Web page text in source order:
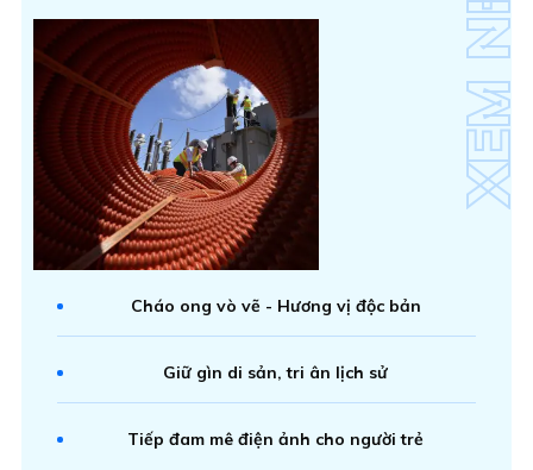
Cháo ong vò vẽ - Hương vị độc bản
Giữ gìn di sản, tri ân lịch sử
Tiếp đam mê điện ảnh cho người trẻ